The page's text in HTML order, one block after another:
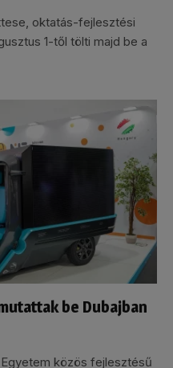
oktatás-fejlesztési
1-től tölti majd be a
be Dubajban
közös fejlesztésű